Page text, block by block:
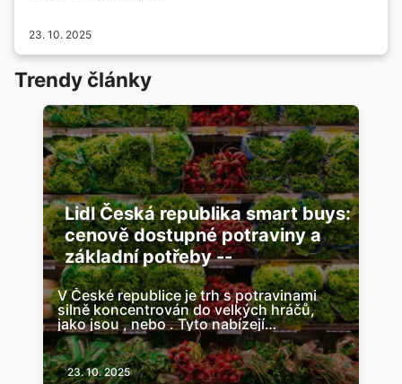
23. 10. 2025
Trendy články
Lidl Česká republika smart buys:
cenově dostupné potraviny a
základní potřeby --
V České republice je trh s potravinami
silně koncentrován do velkých hráčů,
jako jsou , nebo . Tyto nabízejí
každodenní nízké ceny kvalitních
potravin a s ...
23. 10. 2025